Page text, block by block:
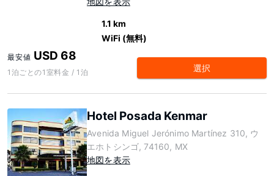
1.1 km
WiFi (無料)
最安値 USD 68
1泊ごとの1室料金 / 1泊 選択
Hotel Posada Kenmar
Avenida Miguel Jerónimo Martínez 310, ウ
エホトシンゴ, 74160, MX
地図を表示